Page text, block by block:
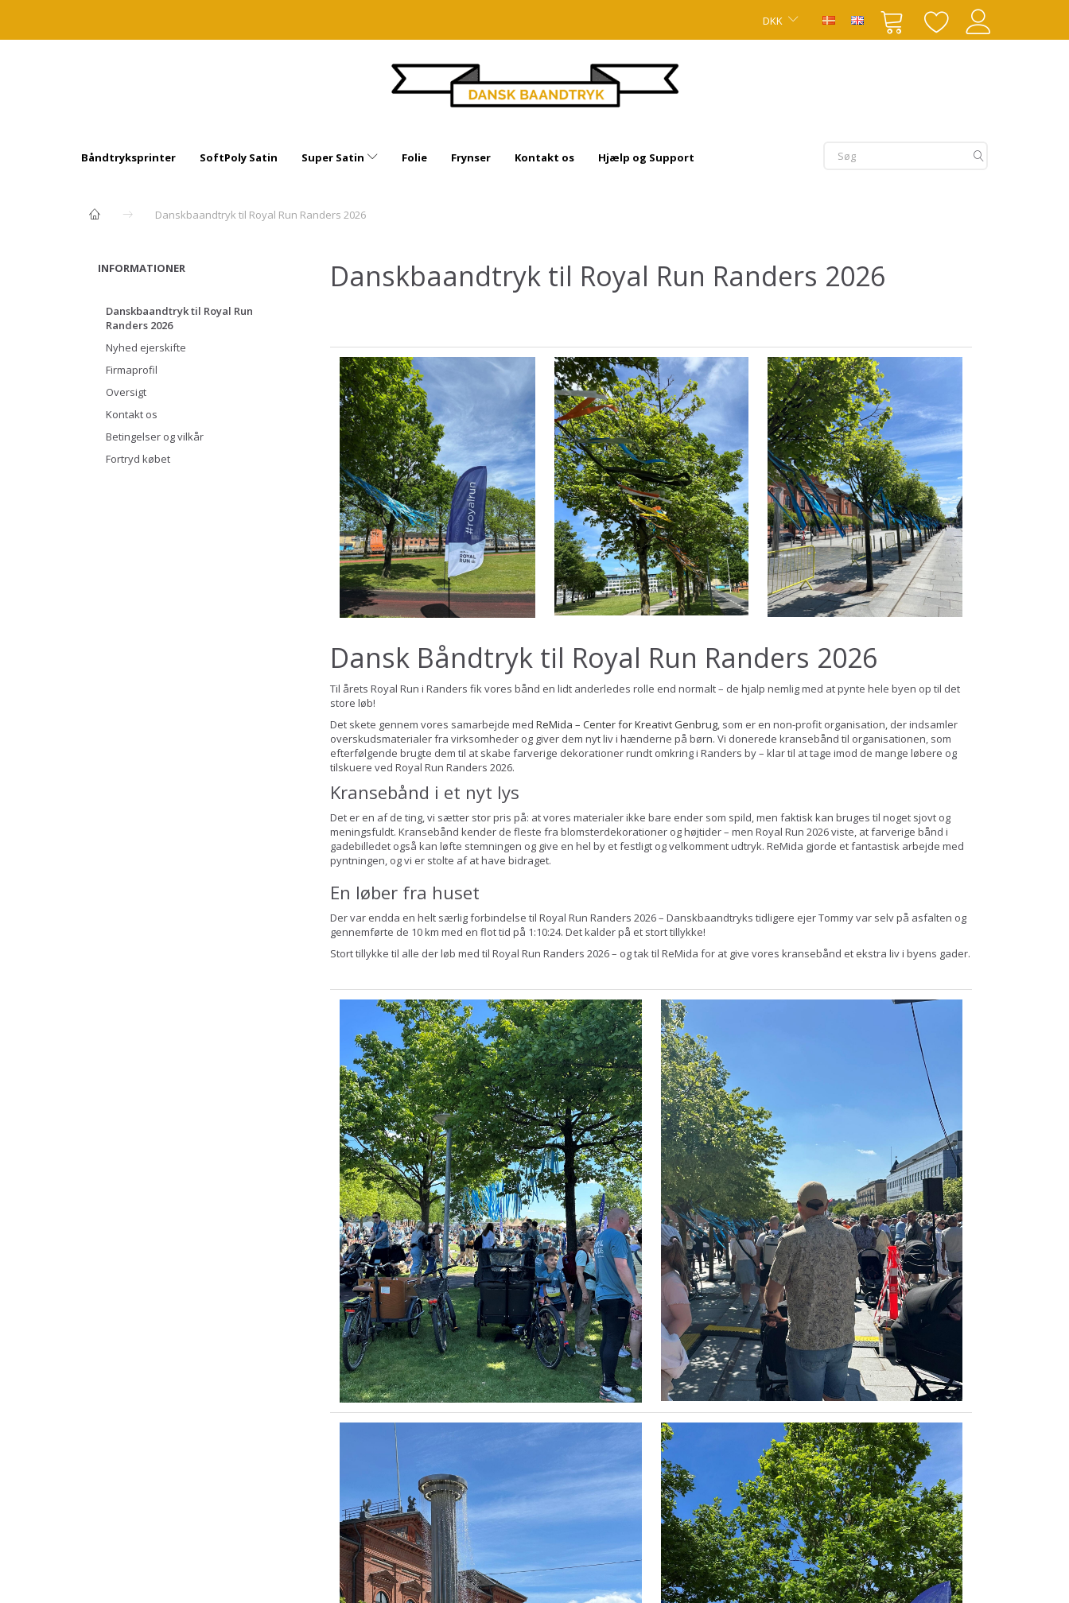
DKK
Båndtryksprinter SoftPoly Satin Super Satin Folie Frynser Kontakt os Hjælp og Support
Danskbaandtryk til Royal Run Randers 2026
INFORMATIONER
Danskbaandtryk til Royal Run
Randers 2026
Nyhed ejerskifte
Firmaprofil
Oversigt
Kontakt os
Betingelser og vilkår
Fortryd købet
Danskbaandtryk til Royal Run Randers 2026
Dansk Båndtryk til Royal Run Randers 2026
Til årets Royal Run i Randers fik vores bånd en lidt anderledes rolle end normalt – de hjalp nemlig med at pynte hele byen op til det
store løb!
Det skete gennem vores samarbejde med ReMida – Center for Kreativt Genbrug, som er en non-profit organisation, der indsamler
overskudsmaterialer fra virksomheder og giver dem nyt liv i hænderne på børn. Vi donerede kransebånd til organisationen, som
efterfølgende brugte dem til at skabe farverige dekorationer rundt omkring i Randers by – klar til at tage imod de mange løbere og
tilskuere ved Royal Run Randers 2026.
Kransebånd i et nyt lys
Det er en af de ting, vi sætter stor pris på: at vores materialer ikke bare ender som spild, men faktisk kan bruges til noget sjovt og
meningsfuldt. Kransebånd kender de fleste fra blomsterdekorationer og højtider – men Royal Run 2026 viste, at farverige bånd i
gadebilledet også kan løfte stemningen og give en hel by et festligt og velkomment udtryk. ReMida gjorde et fantastisk arbejde med
pyntningen, og vi er stolte af at have bidraget.
En løber fra huset
Der var endda en helt særlig forbindelse til Royal Run Randers 2026 – Danskbaandtryks tidligere ejer Tommy var selv på asfalten og
gennemførte de 10 km med en flot tid på 1:10:24. Det kalder på et stort tillykke!
Stort tillykke til alle der løb med til Royal Run Randers 2026 – og tak til ReMida for at give vores kransebånd et ekstra liv i byens gader.